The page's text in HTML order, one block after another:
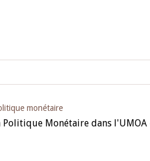
monétaire
Monétaire dans l'UMOA